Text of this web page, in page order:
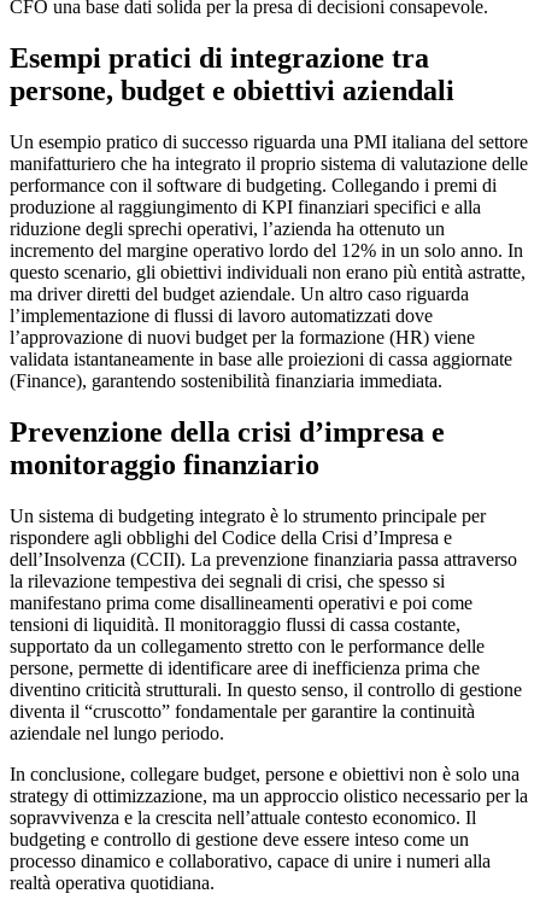
CFO una base dati solida per la presa di decisioni consapevole.
Esempi pratici di integrazione tra
persone, budget e obiettivi aziendali
Un esempio pratico di successo riguarda una PMI italiana del settore
manifatturiero che ha integrato il proprio sistema di valutazione delle
performance con il software di budgeting. Collegando i premi di
produzione al raggiungimento di KPI finanziari specifici e alla
riduzione degli sprechi operativi, l’azienda ha ottenuto un
incremento del margine operativo lordo del 12% in un solo anno. In
questo scenario, gli obiettivi individuali non erano più entità astratte,
ma driver diretti del budget aziendale. Un altro caso riguarda
l’implementazione di flussi di lavoro automatizzati dove
l’approvazione di nuovi budget per la formazione (HR) viene
validata istantaneamente in base alle proiezioni di cassa aggiornate
(Finance), garantendo sostenibilità finanziaria immediata.
Prevenzione della crisi d’impresa e
monitoraggio finanziario
Un sistema di budgeting integrato è lo strumento principale per
rispondere agli obblighi del Codice della Crisi d’Impresa e
dell’Insolvenza (CCII). La prevenzione finanziaria passa attraverso
la rilevazione tempestiva dei segnali di crisi, che spesso si
manifestano prima come disallineamenti operativi e poi come
tensioni di liquidità. Il monitoraggio flussi di cassa costante,
supportato da un collegamento stretto con le performance delle
persone, permette di identificare aree di inefficienza prima che
diventino criticità strutturali. In questo senso, il controllo di gestione
diventa il “cruscotto” fondamentale per garantire la continuità
aziendale nel lungo periodo.
In conclusione, collegare budget, persone e obiettivi non è solo una
strategy di ottimizzazione, ma un approccio olistico necessario per la
sopravvivenza e la crescita nell’attuale contesto economico. Il
budgeting e controllo di gestione deve essere inteso come un
processo dinamico e collaborativo, capace di unire i numeri alla
realtà operativa quotidiana.